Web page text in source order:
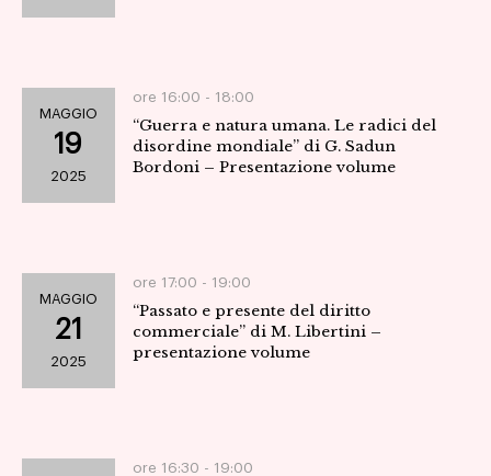
MAGGIO
19
2025
ore 16:00 - 18:00
“Guerra e natura umana. Le radici del
disordine mondiale” di G. Sadun
Bordoni – Presentazione volume
MAGGIO
21
2025
ore 17:00 - 19:00
“Passato e presente del diritto
commerciale” di M. Libertini –
presentazione volume
ore 16:30 - 19:00